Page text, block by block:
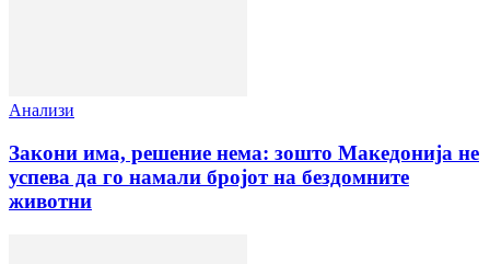
Анализи
Закони има, решение нема: зошто Македонија не
успева да го намали бројот на бездомните
животни